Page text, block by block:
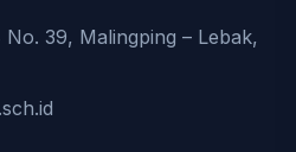
39, Malingping – Lebak,